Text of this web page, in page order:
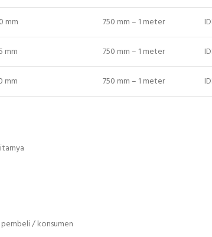
mm 750 mm – 1 meter
mm 750 mm – 1 meter
mm 750 mm – 1 meter
/ konsumen